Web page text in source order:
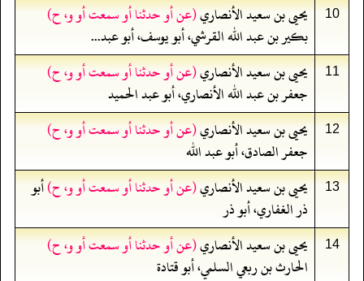
10 يحيى بن سعيد الأنصاري(عن أو حدثنا أو سمعت أو و، ح)
بكير بن عبد الله القرشي، أبو يوسف، أبو عبد...
11 يحيى بن سعيد الأنصاري(عن أو حدثنا أو سمعت أو و، ح)
جعفر بن عبد الله الأنصاري، أبو عبد الحميد
12 يحيى بن سعيد الأنصاري(عن أو حدثنا أو سمعت أو و، ح)
جعفر الصادق، أبو عبد الله
13 يحيى بن سعيد الأنصاري(عن أو حدثنا أو سمعت أو و، ح)أبو
ذر الغفاري، أبو ذر
14 يحيى بن سعيد الأنصاري(عن أو حدثنا أو سمعت أو و، ح)
الحارث بن ربعي السلمي، أبو قتادة